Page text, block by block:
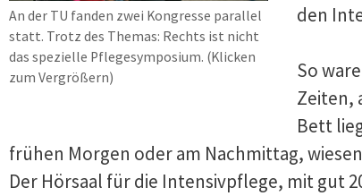
An der TU fanden zwei Kongresse parallel
statt. Trotz des Themas: Rechts ist nicht
das spezielle Pflegesymposium. (Klicken
zum Vergrößern)
den
So
Zeiten,
Bett
frühen Morgen oder am Nachmittag,
Der Hörsaal für die Intensivpflege, mit gut